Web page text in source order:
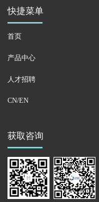
快捷菜单
首页
产品中心
人才招聘
CN/EN
获取咨询